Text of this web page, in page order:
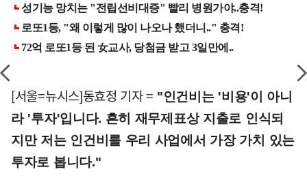
[서울=뉴시스]동효정 기자 = "인건비는 '비용'이 아니
라 '투자'입니다. 흔히 재무제표상 지출로 인식되
지만 저는 인건비를 우리 사업에서 가장 가치 있는
투자로 봅니다."